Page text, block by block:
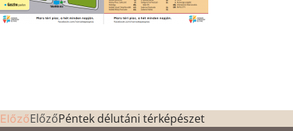
ElőzőElőzőPéntek délutáni térképészet